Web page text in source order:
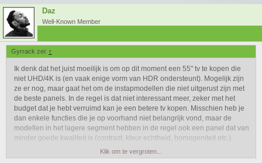
Daz
Well-Known Member
Gyrrack zei: ↑
Ik denk dat het juist moeilijk is om op dit moment een 55" tv te kopen die
niet UHD/4K is (en vaak enige vorm van HDR ondersteunt). Mogelijk zijn
ze er nog, maar gaat het om de instapmodellen die niet uitgerust zijn met
de beste panels. In de regel is dat niet interessant meer, zeker met het
budget dat je hebt verruimd kan je een betere tv kopen. Misschien heb je
dan enkele functies die je op voorhand niet belangrijk vond, maar de
modellen in het lagere segment hebben in de regel ook een panel dat van
minder goede kwaliteit is (contrast, kleur echtheid, homogeniteit etc.).
Ik heb de tv markt het afgelopen jaar iets minder gevolgd zodat ik met
Klik om te vergroten...